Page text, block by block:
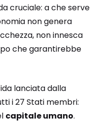
cruciale: a che serve
non genera
non innesca
che garantirebbe
lanciata dalla
i 27 Stati membri:
capitale umano.